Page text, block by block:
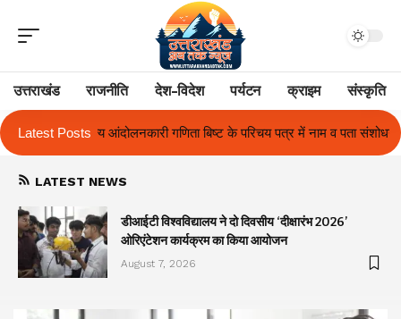
उत्तराखंड राजनीति देश-विदेश पर्यटन क्राइम संस्कृति
Latest Posts
के परिचय पत्र में नाम व पता संशोधन का प्रकरण का हुआ समाधान
LATEST NEWS
डीआईटी विश्वविद्यालय ने दो दिवसीय ‘दीक्षारंभ 2026’
ओरिएंटेशन कार्यक्रम का किया आयोजन
August 7, 2026